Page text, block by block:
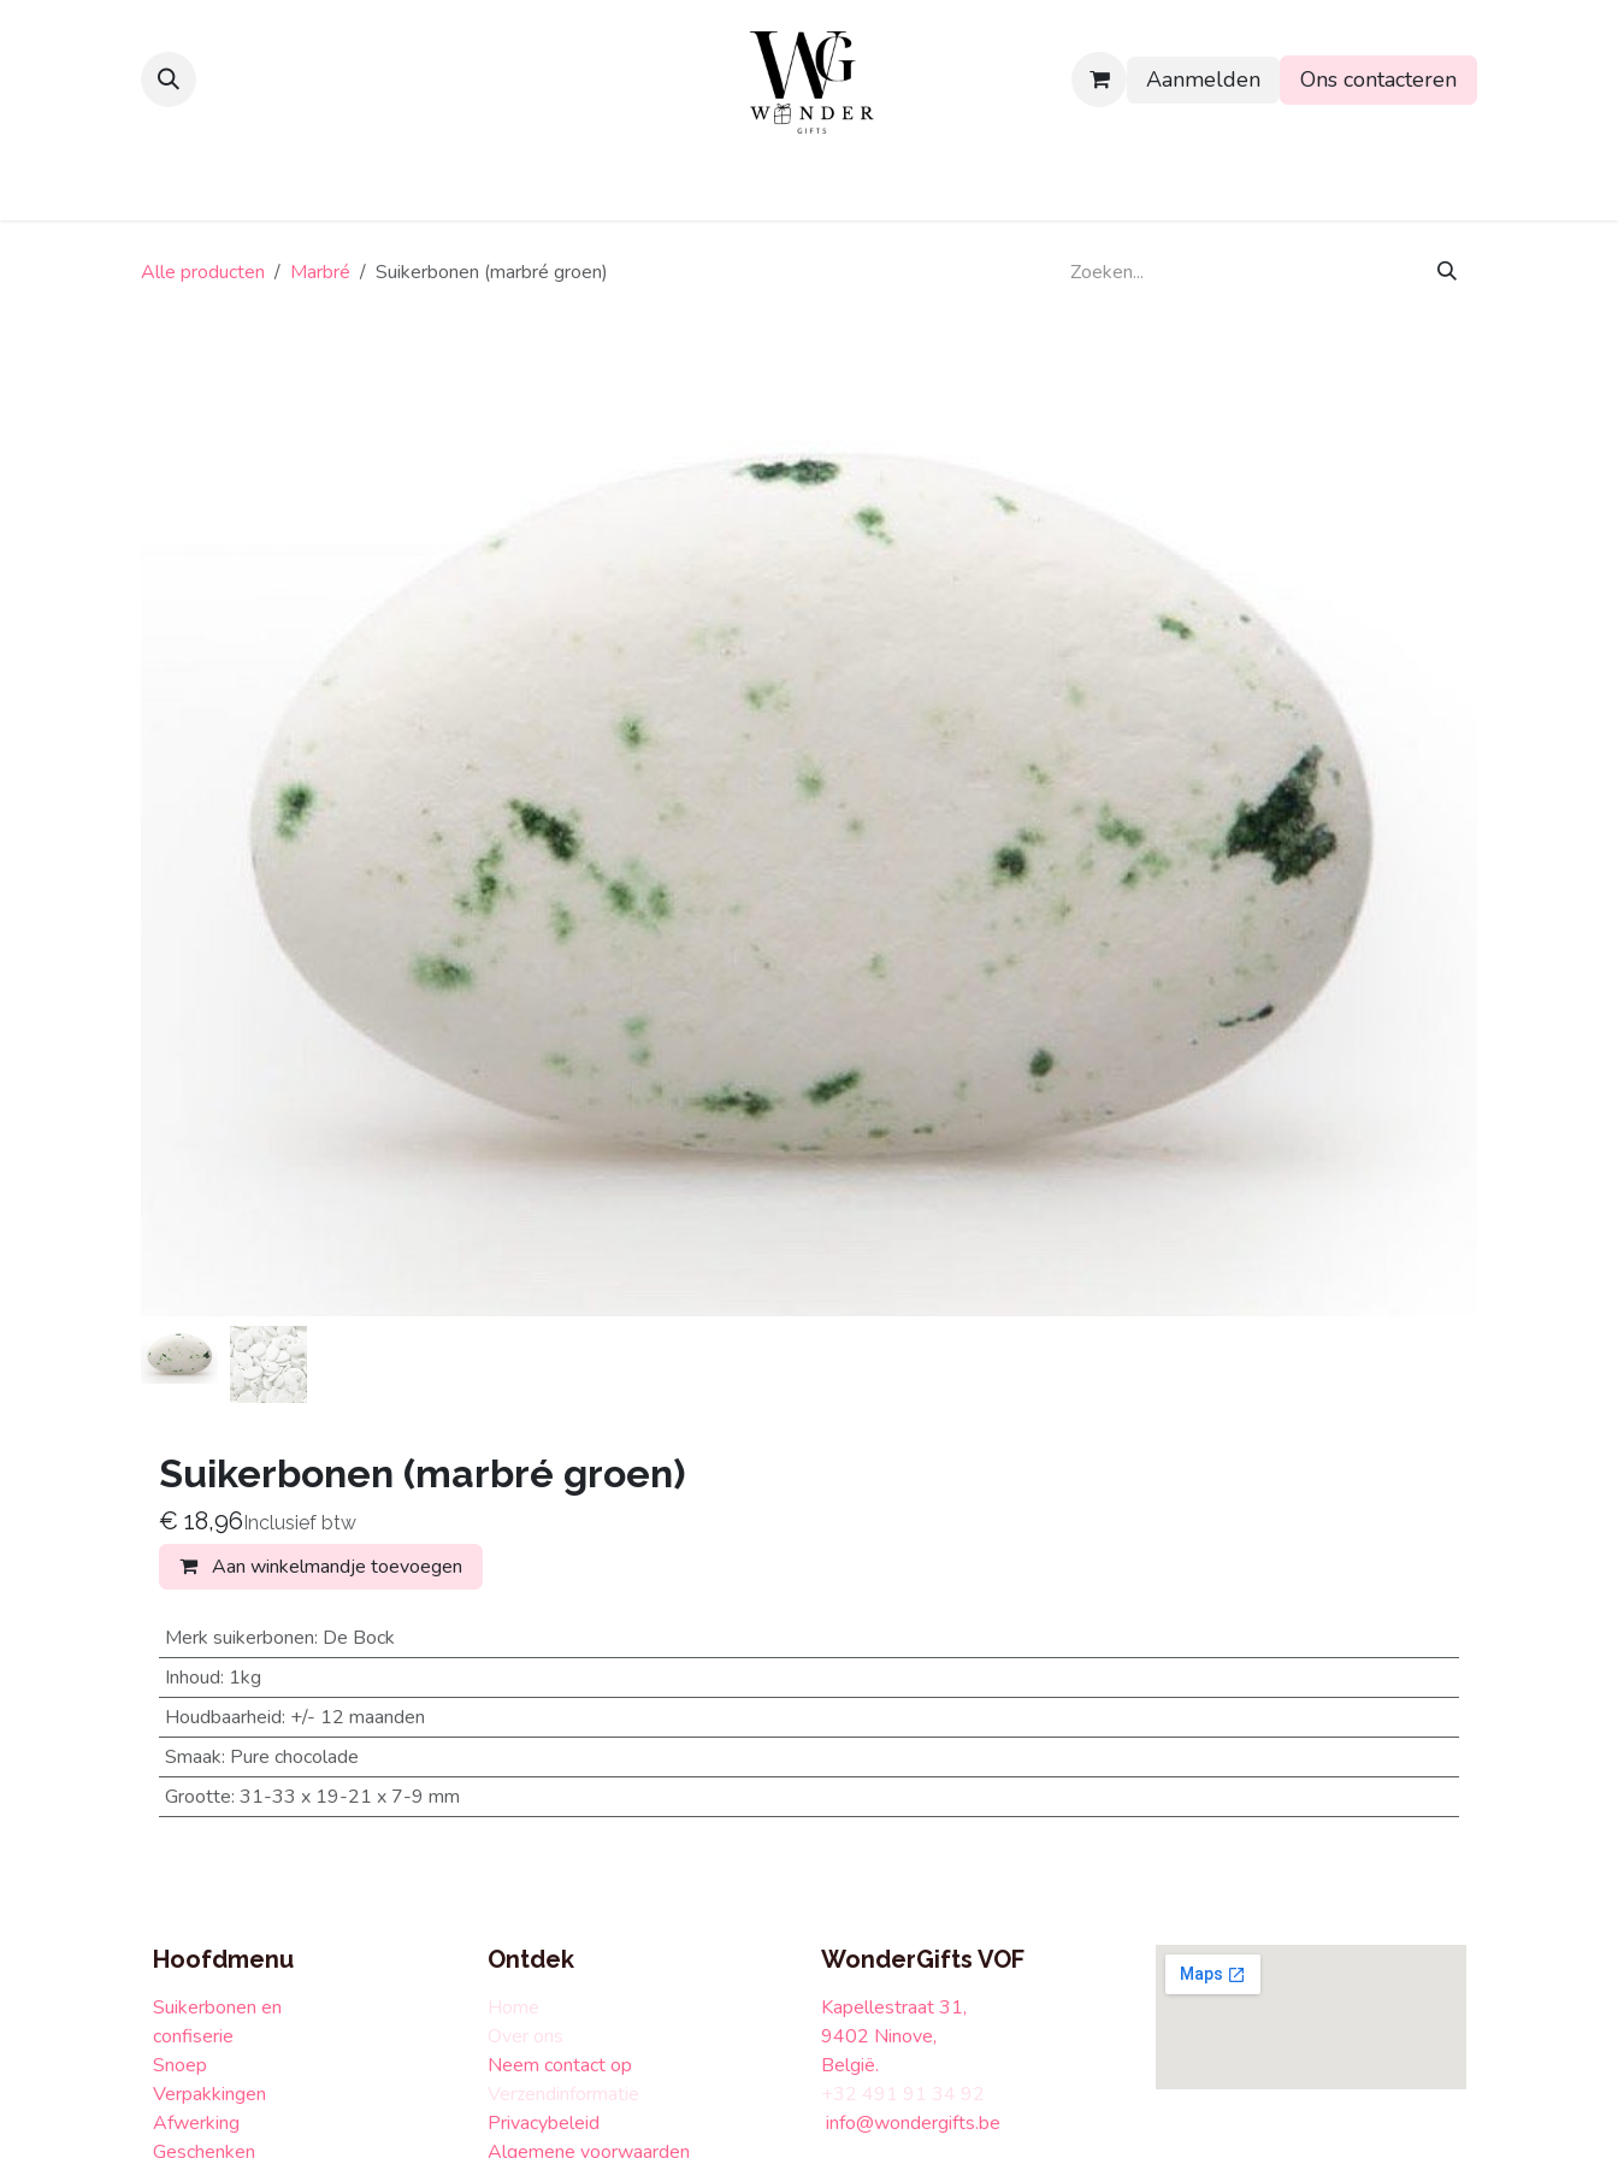
Aanmelden Ons contacteren
Alle producten Marbré Suikerbonen (marbré groen)
Suikerbonen (marbré groen)
€ 18,96 Inclusief btw
Aan winkelmandje toevoegen
Merk suikerbonen: De Bock
Inhoud: 1kg
Houdbaarheid: +/- 12 maanden
Smaak: Pure chocolade
Grootte: 31-33 x 19-21 x 7-9 mm
Hoofdmenu
Suikerbonen en
confiserie
Snoep
Verpakkingen
Afwerking
Geschenken
WonderGifts VOF
Kapellestraat 31,
9402 Ninove,
België.
+32 491 91 34 92
info@wondergifts.be
Ontdek
Home
Over ons
Neem contact op
Verzendinformatie
Privacybeleid
Algemene voorwaarden